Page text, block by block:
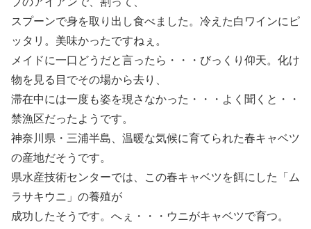
スプーンで身を取り出し食べました。冷えた白ワインにピ
ッタリ。美味かったですねぇ。
メイドに一口どうだと言ったら・・・びっくり仰天。化け
物を見る目でその場から去り、
滞在中には一度も姿を現さなかった・・・よく聞くと・・
禁漁区だったようです。
神奈川県・三浦半島、温暖な気候に育てられた春キャベツ
の産地だそうです。
県水産技術センターでは、この春キャベツを餌にした「ム
ラサキウニ」の養殖が
成功したそうです。へぇ・・・ウニがキャベツで育つ。